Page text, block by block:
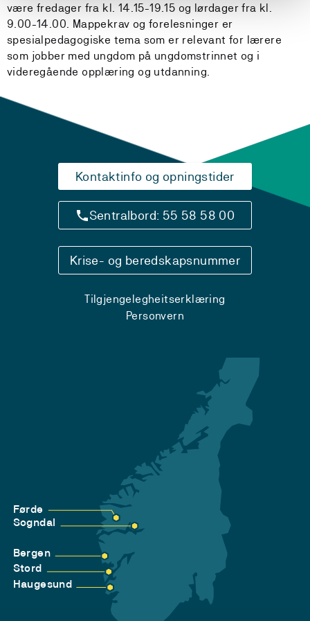
være fredager fra kl. 14.15-19.15 og lørdager fra kl.
9.00-14.00. Mappekrav og forelesninger er
spesialpedagogiske tema som er relevant for lærere
som jobber med ungdom på ungdomstrinnet og i
videregående opplæring og utdanning.
Kontaktinfo og opningstider
Sentralbord: 55 58 58 00
Krise- og beredskapsnummer
Tilgjengelegheitserklæring
Personvern
Førde
Sogndal
Bergen
Stord
Haugesund